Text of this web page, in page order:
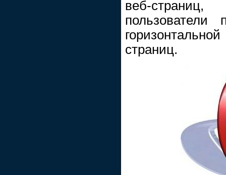
веб-
пользователи
страниц.